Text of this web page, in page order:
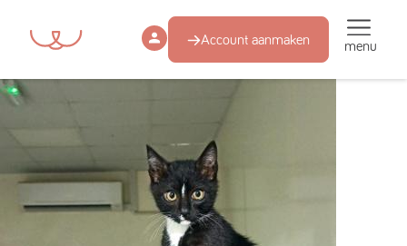
Account aanmaken menu